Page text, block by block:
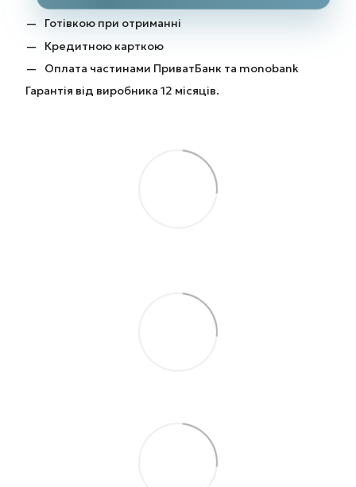
Готівкою при отриманні
Кредитною карткою
Оплата частинами ПриватБанк та monobank
Гарантія від виробника 12 місяців.